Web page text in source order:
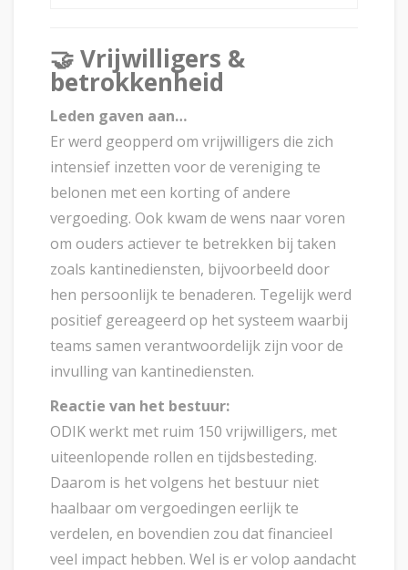
🤝Vrijwilligers &
betrokkenheid
Leden gaven aan…
Er werd geopperd om vrijwilligers die zich
intensief inzetten voor de vereniging te
belonen met een korting of andere
vergoeding. Ook kwam de wens naar voren
om ouders actiever te betrekken bij taken
zoals kantinediensten, bijvoorbeeld door
hen persoonlijk te benaderen. Tegelijk werd
positief gereageerd op het systeem waarbij
teams samen verantwoordelijk zijn voor de
invulling van kantinediensten.
Reactie van het bestuur:
ODIK werkt met ruim 150 vrijwilligers, met
uiteenlopende rollen en tijdsbesteding.
Daarom is het volgens het bestuur niet
haalbaar om vergoedingen eerlijk te
verdelen, en bovendien zou dat financieel
veel impact hebben. Wel is er volop aandacht